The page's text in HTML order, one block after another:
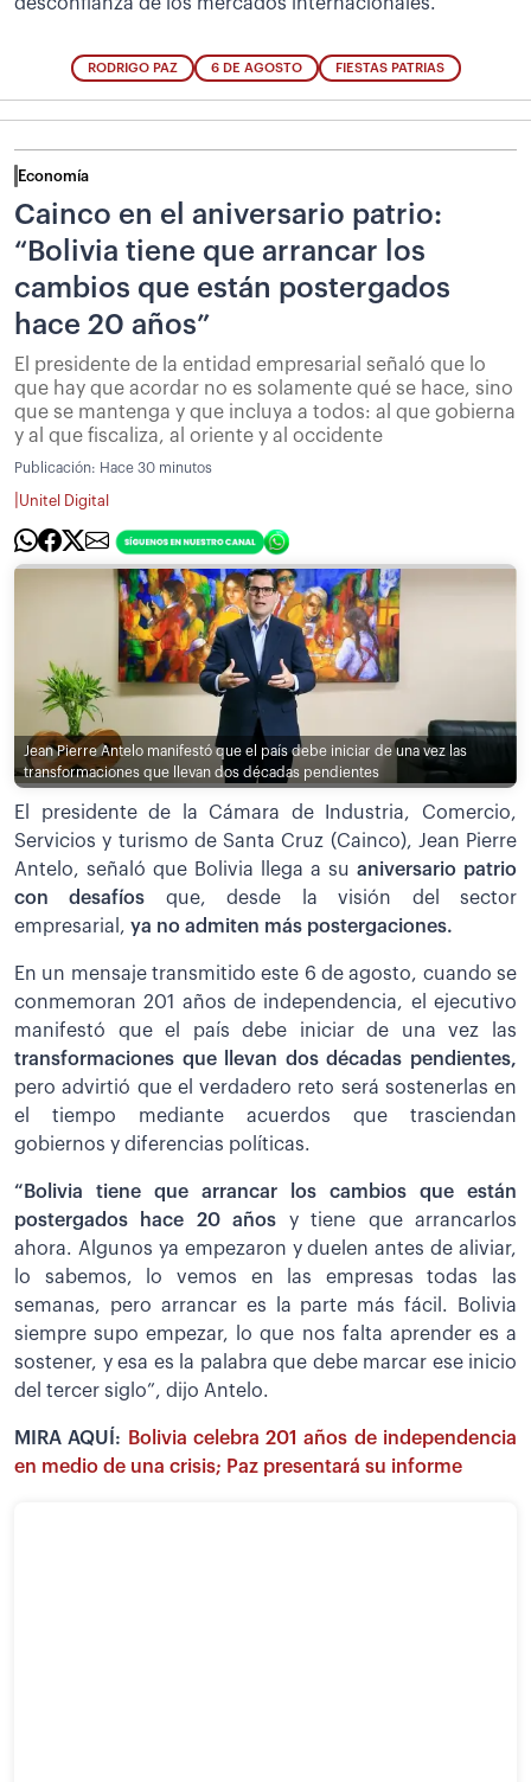
RODRIGO PAZ 6 DE AGOSTO FIESTAS PATRIAS
Economía
Cainco en el aniversario patrio:
“Bolivia tiene que arrancar los
cambios que están postergados
hace 20 años”
El presidente de la entidad empresarial señaló que lo
que hay que acordar no es solamente qué se hace, sino
que se mantenga y que incluya a todos: al que gobierna
y al que fiscaliza, al oriente y al occidente
Publicación: Hace 30 minutos
Unitel Digital
Jean Pierre Antelo manifestó que el país debe iniciar de una vez las
transformaciones que llevan dos décadas pendientes
El presidente de la Cámara de Industria, Comercio,
Servicios y turismo de Santa Cruz (Cainco), Jean Pierre
Antelo, señaló que Bolivia llega a su aniversario patrio
con desafíos que, desde la visión del sector
empresarial, ya no admiten más postergaciones.
En un mensaje transmitido este 6 de agosto, cuando se
conmemoran 201 años de independencia, el ejecutivo
manifestó que el país debe iniciar de una vez las
transformaciones que llevan dos décadas pendientes,
pero advirtió que el verdadero reto será sostenerlas en
el tiempo mediante acuerdos que trasciendan
gobiernos y diferencias políticas.
“Bolivia tiene que arrancar los cambios que están
postergados hace 20 años y tiene que arrancarlos
ahora. Algunos ya empezaron y duelen antes de aliviar,
lo sabemos, lo vemos en las empresas todas las
semanas, pero arrancar es la parte más fácil. Bolivia
siempre supo empezar, lo que nos falta aprender es a
sostener, y esa es la palabra que debe marcar ese inicio
del tercer siglo”, dijo Antelo.
MIRA AQUÍ:
Bolivia celebra 201 años de independencia
en medio de una crisis; Paz presentará su informe